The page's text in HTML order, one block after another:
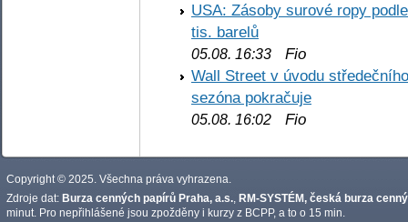
USA: Zásoby surové ropy
tis. barelů
05.08. 16:33 Fio
Wall Street v úvodu
sezóna pokračuje
05.08. 16:02 Fio
Copyright © 2025. Všechna práva vyhrazena.
Zdroje dat: Burza cenných papírů Praha, a.s., RM-SYSTÉM, česká burza
minut. Pro nepřihlášené jsou zpožděny i kurzy z BCPP, a to o 15 min.